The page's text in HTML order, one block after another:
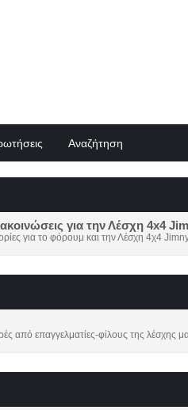
Αναζήτηση
για την Λέσχη 4x4
για το φόρουμ και την Λέσχη 4χ4
από επαγγελματίες-φίλους της λέσχης